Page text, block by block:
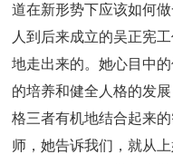
道在新形势下应该如何
人到后来成立的吴正宪
地走出来的。她心目中
的培养和健全人格的发
格三者有机地结合起来
师，她告诉我们，就从